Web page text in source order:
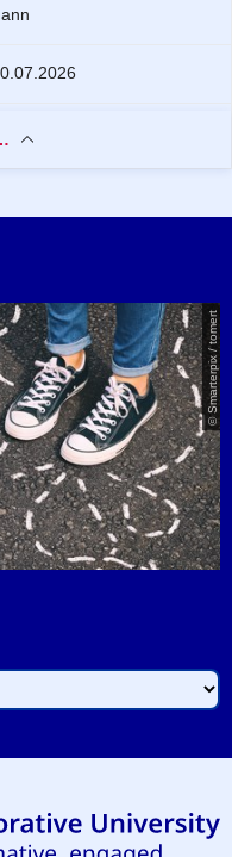
© Smarterpix / tomert